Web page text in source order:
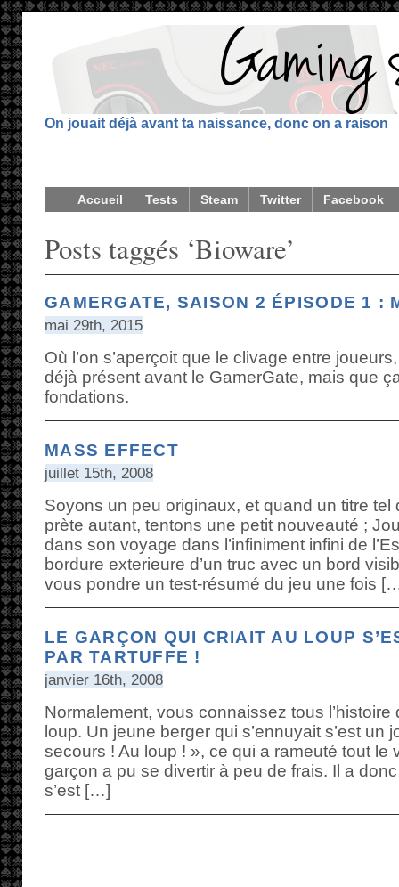
On jouait déjà avant ta naissance, donc on a raison
Accueil Tests Steam Twitter Facebook
Posts taggés ‘Bioware’
GAMERGATE, SAISON 2 ÉPISODE 1 :
mai 29th, 2015
Où l’on s’aperçoit que le clivage entre
déjà présent avant le GamerGate, mais que
fondations.
MASS EFFECT
juillet 15th, 2008
Soyons un peu originaux, et quand un titre tel
prète autant, tentons une petit nouveauté ;
dans son voyage dans l’infiniment infini de
bordure exterieure d’un truc avec un bord
vous pondre un test-résumé du jeu une fois
LE GARÇON QUI CRIAIT AU LOUP
PAR TARTUFFE !
janvier 16th, 2008
Normalement, vous connaissez tous
loup. Un jeune berger qui s’ennuyait s’est un
secours ! Au loup ! », ce qui a rameuté tout le
garçon a pu se divertir à peu de frais. Il a
s’est […]